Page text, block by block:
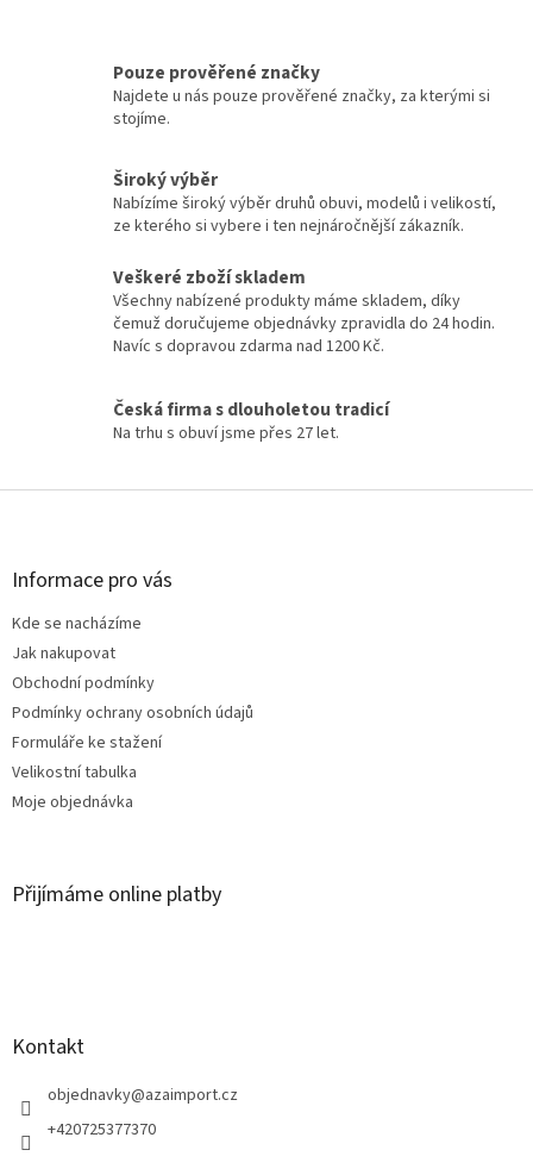
Pouze prověřené značky
Najdete u nás pouze prověřené značky, za kterými si
stojíme.
Široký výběr
Nabízíme široký výběr druhů obuvi, modelů i velikostí,
ze kterého si vybere i ten nejnáročnější zákazník.
Veškeré zboží skladem
Všechny nabízené produkty máme skladem, díky
čemuž doručujeme objednávky zpravidla do 24 hodin.
Navíc s dopravou zdarma nad 1200 Kč.
Česká firma s dlouholetou tradicí
Na trhu s obuví jsme přes 27 let.
Z
Informace pro vás
Kde se nacházíme
Jak nakupovat
Obchodní podmínky
Podmínky ochrany osobních údajů
Formuláře ke stažení
Velikostní tabulka
Moje objednávka
Přijímáme online platby
Kontakt
objednavky@azaimport.cz
+420725377370